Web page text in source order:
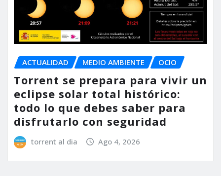
ACTUALIDAD MEDIO AMBIENTE OCIO
Torrent se prepara para vivir un
eclipse solar total histórico:
todo lo que debes saber para
disfrutarlo con seguridad
torrent al dia Ago 4, 2026